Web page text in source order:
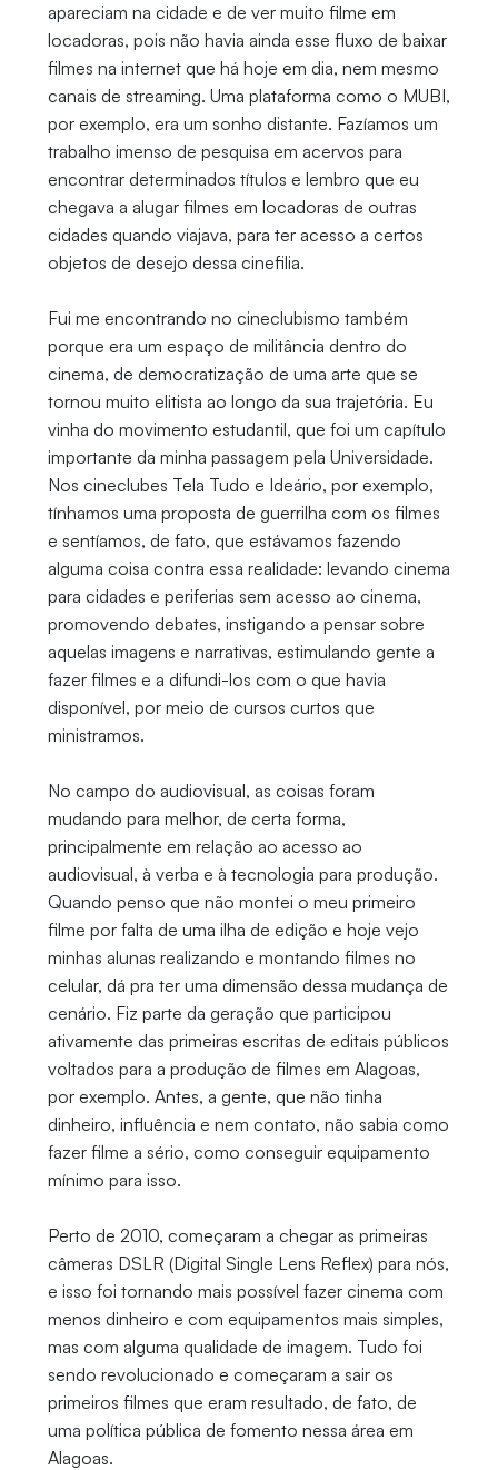
apareciam na cidade e de ver muito filme em
locadoras, pois não havia ainda esse fluxo de baixar
filmes na internet que há hoje em dia, nem mesmo
canais de streaming. Uma plataforma como o MUBI,
por exemplo, era um sonho distante. Fazíamos um
trabalho imenso de pesquisa em acervos para
encontrar determinados títulos e lembro que eu
chegava a alugar filmes em locadoras de outras
cidades quando viajava, para ter acesso a certos
objetos de desejo dessa cinefilia.
Fui me encontrando no cineclubismo também
porque era um espaço de militância dentro do
cinema, de democratização de uma arte que se
tornou muito elitista ao longo da sua trajetória. Eu
vinha do movimento estudantil, que foi um capítulo
importante da minha passagem pela Universidade.
Nos cineclubes Tela Tudo e Ideário, por exemplo,
tínhamos uma proposta de guerrilha com os filmes
e sentíamos, de fato, que estávamos fazendo
alguma coisa contra essa realidade: levando cinema
para cidades e periferias sem acesso ao cinema,
promovendo debates, instigando a pensar sobre
aquelas imagens e narrativas, estimulando gente a
fazer filmes e a difundi-los com o que havia
disponível, por meio de cursos curtos que
ministramos.
No campo do audiovisual, as coisas foram
mudando para melhor, de certa forma,
principalmente em relação ao acesso ao
audiovisual, à verba e à tecnologia para produção.
Quando penso que não montei o meu primeiro
filme por falta de uma ilha de edição e hoje vejo
minhas alunas realizando e montando filmes no
celular, dá pra ter uma dimensão dessa mudança de
cenário. Fiz parte da geração que participou
ativamente das primeiras escritas de editais públicos
voltados para a produção de filmes em Alagoas,
por exemplo. Antes, a gente, que não tinha
dinheiro, influência e nem contato, não sabia como
fazer filme a sério, como conseguir equipamento
mínimo para isso.
Perto de 2010, começaram a chegar as primeiras
câmeras DSLR (Digital Single Lens Reflex) para nós,
e isso foi tornando mais possível fazer cinema com
menos dinheiro e com equipamentos mais simples,
mas com alguma qualidade de imagem. Tudo foi
sendo revolucionado e começaram a sair os
primeiros filmes que eram resultado, de fato, de
uma política pública de fomento nessa área em
Alagoas.